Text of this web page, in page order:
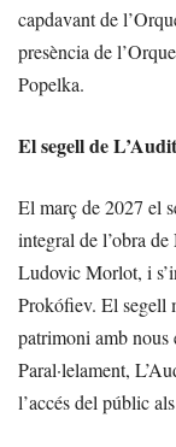
capdavant de
presència de
Popelka.
El segell de
El març de 2027 el
integral de l’obra
Ludovic Morlot, i
Prokófiev. El segell
patrimoni amb nous
Paral·lelament,
l’accés del públic